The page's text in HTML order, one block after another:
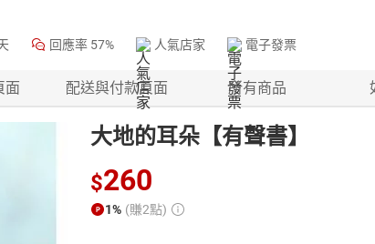
回應率 57% 人氣店家 電子發票
面 配送與付款頁面 所有商品
大地的耳朵【有聲書】
$260
1% (賺2點)